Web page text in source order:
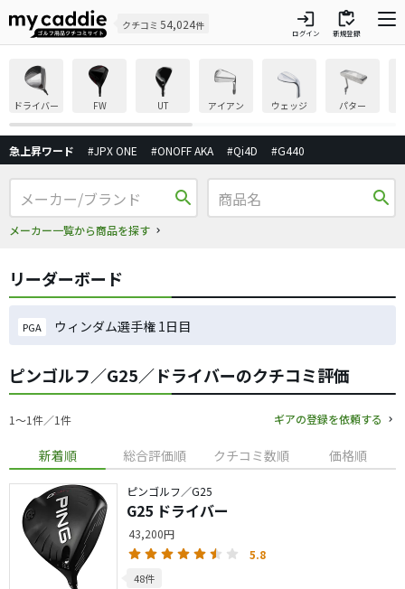
クチコミ 54,024件 login
ログイン
inventory
新規登録
ドライバー FW UT アイアン ウェッジ パター
急上昇ワード #JPX ONE #ONOFF AKA #Qi4D #G440
search
メーカー一覧から商品を探す
search
リーダーボード
PGA ウィンダム選手権 1日目
ピンゴルフ／G25／ドライバーのクチコミ評価
1〜1件／1件 ギアの登録を依頼する
新着順 総合評価順 クチコミ数順 価格順
ピンゴルフ／G25
G25 ドライバー
43,200円
5.8
48件